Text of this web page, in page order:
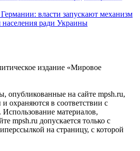
власти запускают механизм
ради Украины
издание «Мировое
опубликованные на сайте mpsh.ru,
охраняются в соответствии с
материалов,
mpsh.ru допускается только с
на страницу, с которой